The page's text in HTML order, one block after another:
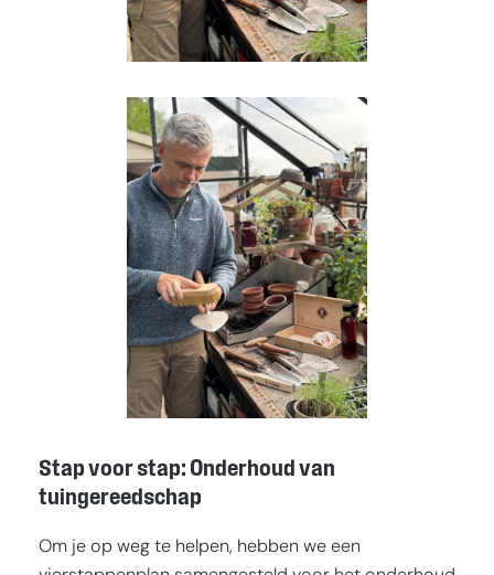
Stap voor stap: Onderhoud van
tuingereedschap
Om je op weg te helpen, hebben we een